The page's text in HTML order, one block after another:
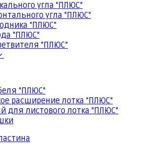
угла "ПЛЮС"
угла "ПЛЮС"
"ПЛЮС"
"ПЛЮС"
"ПЛЮС"
"ПЛЮС"
расширение лотка "ПЛЮС"
для листового лотка "ПЛЮС"